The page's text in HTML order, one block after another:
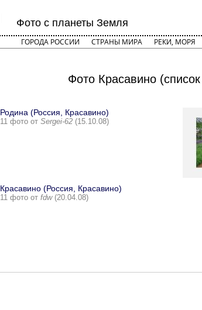
Фото с планеты Земля
ГОРОДА РОССИИ СТРАНЫ МИРА РЕКИ, МОРЯ
Фото Красавино
Родина (Россия, Красавино)
11 фото от Sergei-62 (15.10.08)
Красавино (Россия, Красавино)
11 фото от fdw(20.04.08)